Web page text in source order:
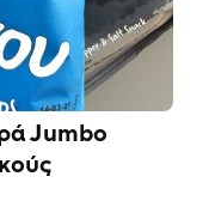
Jumbo